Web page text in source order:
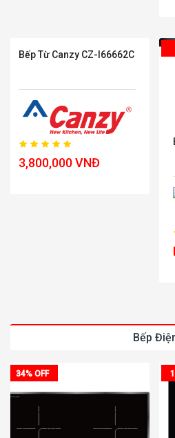
Sale Bếp Từ Canzy CZ-I66662C
3,800,000 VNĐ
Bếp
34% OFF